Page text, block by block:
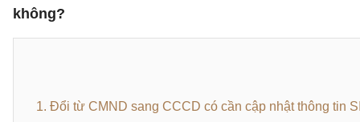
không?
1. Đổi từ CMND sang CCCD có cần cập nhật thông tin